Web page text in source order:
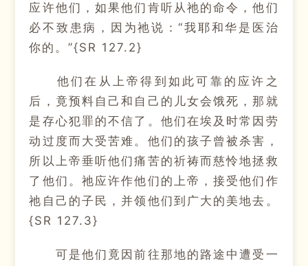
应许他们，如果他们肯听从祂的命令，他们
必不致患病，因为祂说：“我耶和华是医治
你的。”{SR 127.2}
他们在从上帝得到如此可靠的应许之
后，竟预料自己和自己的儿女会饿死，那就
是存心犯罪的不信了。他们在埃及时常因劳
动过度而大受苦难。他们的孩子曾被杀害，
所以上帝垂听他们痛苦的祈祷而慈怜地拯救
了他们。祂应许作他们的上帝，接受他们作
祂自己的子民，并领他们到广大的美地去。
{SR 127.3}
可是他们竟因前往那地的路途中遭受一